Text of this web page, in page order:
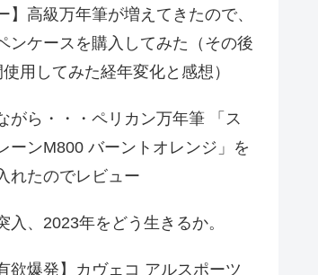
】高級万年筆が増えてきたので、
ンケースを購入してみた（その後
用してみた経年変化と感想）
がら・・・ペリカン万年筆 「ス
ーンM800 バーントオレンジ」を
れたのでレビュー
入、2023年をどう生きるか。
欲爆発】カヴェコ アルスポーツ